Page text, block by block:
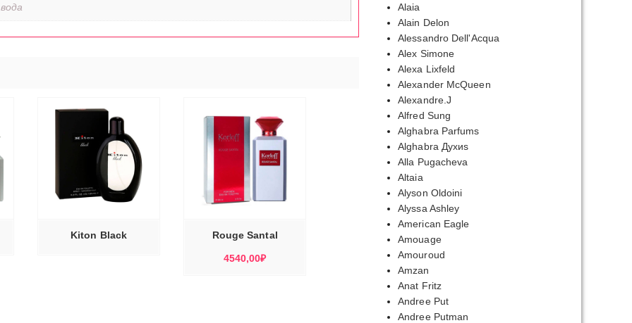
Kiton Black
ВЫБЕРИТЕ
ПАРАМЕТРЫ
ЭТОТ
ТОВАР
ИМЕЕТ
МОЖНО
ВЫБРАТЬ
СТРАНИЦЕ
ТОВАРА.
Rouge Santal
4540,00₽
Alaia
Alain Delon
Alessandro Dell'Acqua
Alex Simone
Alexa Lixfeld
Alexander McQueen
Alexandre.J
Alfred Sung
Alghabra Parfums
Alghabra Духиs
Alla Pugacheva
Altaia
Alyson Oldoini
Alyssa Ashley
American Eagle
Amouage
Amouroud
Amzan
Anat Fritz
Andree Put
Andree Putman